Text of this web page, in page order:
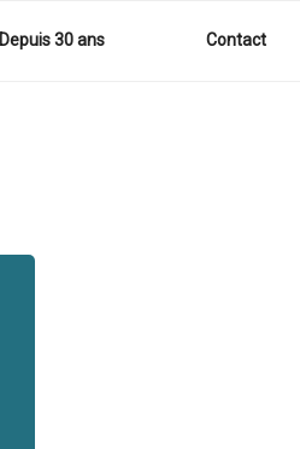
Depuis 30 ans Contact